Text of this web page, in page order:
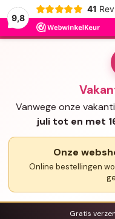
9,8
41
Vanwege onze
juli tot en met
Onze
Online bestellingen
Gratis